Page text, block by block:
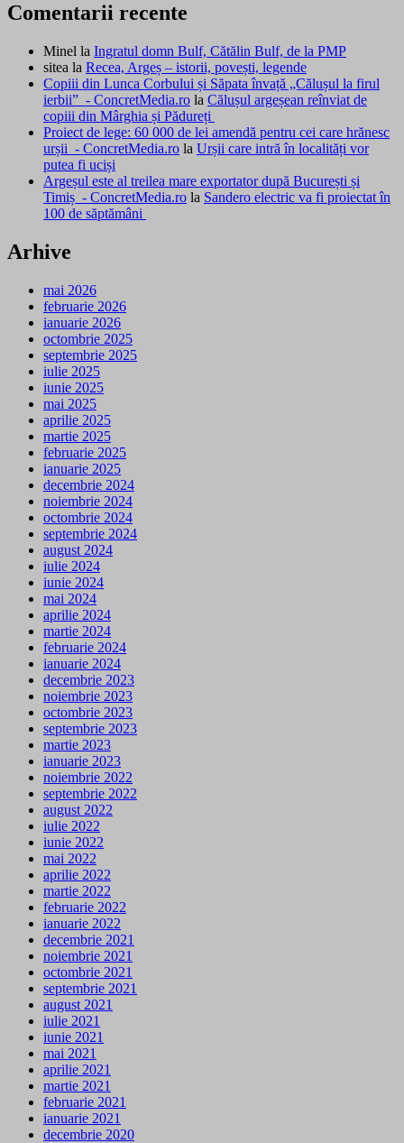
Comentarii recente
Minel la Ingratul domn Bulf, Cătălin Bulf, de la PMP
sitea la Recea, Argeș – istorii, povești, legende
Copiii din Lunca Corbului și Săpata învață „Călușul la firul
ierbii” - ConcretMedia.ro la Călușul argeșean reînviat de
copiii din Mârghia și Pădureți
Proiect de lege: 60 000 de lei amendă pentru cei care hrănesc
urșii - ConcretMedia.ro la Urșii care intră în localități vor
putea fi uciși
Argeșul este al treilea mare exportator după București și
Timiș - ConcretMedia.ro la Sandero electric va fi proiectat în
100 de săptămâni
Arhive
mai 2026
februarie 2026
ianuarie 2026
octombrie 2025
septembrie 2025
iulie 2025
iunie 2025
mai 2025
aprilie 2025
martie 2025
februarie 2025
ianuarie 2025
decembrie 2024
noiembrie 2024
octombrie 2024
septembrie 2024
august 2024
iulie 2024
iunie 2024
mai 2024
aprilie 2024
martie 2024
februarie 2024
ianuarie 2024
decembrie 2023
noiembrie 2023
octombrie 2023
septembrie 2023
martie 2023
ianuarie 2023
noiembrie 2022
septembrie 2022
august 2022
iulie 2022
iunie 2022
mai 2022
aprilie 2022
martie 2022
februarie 2022
ianuarie 2022
decembrie 2021
noiembrie 2021
octombrie 2021
septembrie 2021
august 2021
iulie 2021
iunie 2021
mai 2021
aprilie 2021
martie 2021
februarie 2021
ianuarie 2021
decembrie 2020